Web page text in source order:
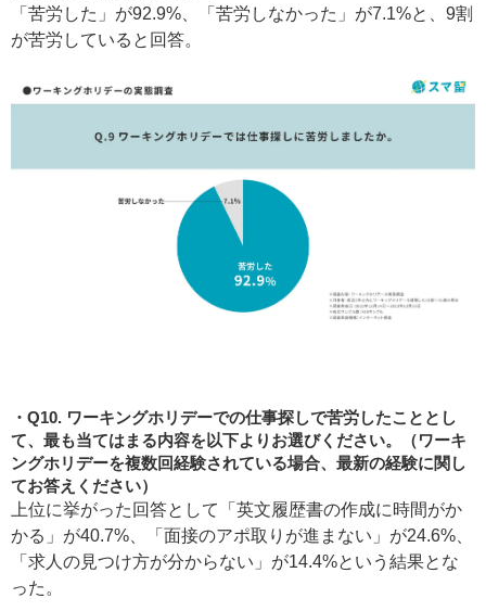
「苦労した」が92.9%、「苦労しなかった」が7.1%と、9割
が苦労していると回答。
Q10. ワーキングホリデーでの仕事探しで苦労したこととし
て、最も当てはまる内容を以下よりお選びください。（ワーキ
ングホリデーを複数回経験されている場合、最新の経験に関し
てお答えください）
上位に挙がった回答として「英文履歴書の作成に時間がか
かる」が40.7%、「面接のアポ取りが進まない」が24.6%、
「求人の見つけ方が分からない」が14.4%という結果とな
った。